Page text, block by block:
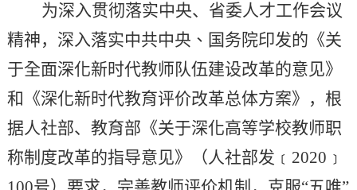
为深入贯彻落实中央、 省委人才工作会议
精神，深入落实中共中央、国务院印发的《关
于全面深化新时代教师队伍建设改革的意见》
和《深化新时代教育评价改革总体方案》 ， 根
据人社部、 教育部《关于深化高等学校教师职
称制度改革的指导意见》
（人社部发 ﹝ 2020 ﹞